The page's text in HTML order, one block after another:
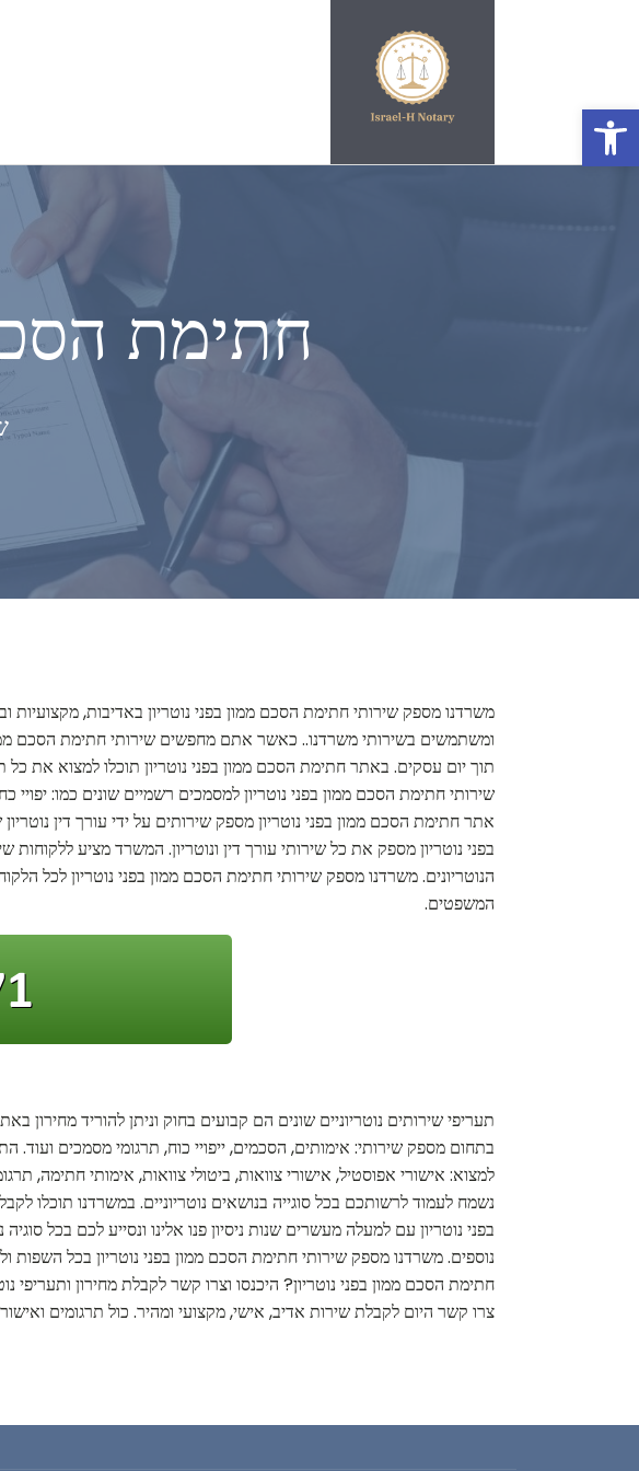
פתח סרגל נגישות
חתימת
משרדנו מספק שירותי חתימת הסכם ממון בפני נוטריון באדיבות,
ומשתמשים בשירותי משרדנו.. כאשר אתם מחפשים שירותי חתימת הסכם
תוך יום עסקים. באתר חתימת הסכם ממון בפני נוטריון תוכלו למצוא את כל
שירותי חתימת הסכם ממון בפני נוטריון למסמכים רשמיים שונים כמו: יפויי
אתר חתימת הסכם ממון בפני נוטריון מספק שירותים על ידי עורך דין
בפני נוטריון מספק את כל שירותי עורך דין ונוטריון. המשרד מציע
הנוטריונים. משרדנו מספק שירותי חתימת הסכם ממון בפני נוטריון לכל
המשפטים.
תעריפי שירותים נוטריוניים שונים הם קבועים בחוק וניתן להוריד
בתחום מספק שירותי: אימותים, הסכמים, ייפויי כוח, תרגומי מסמכים
למצוא: אישורי אפוסטיל, אישורי צוואות, ביטולי צוואות, אימותי חתימה,
נשמח לעמוד לרשותכם בכל סוגייה בנושאים נוטריוניים. במשרדנו תוכלו
בפני נוטריון עם למעלה מעשרים שנות ניסיון פנו אלינו ונסייע לכם בכל
נוספים. משרדנו מספק שירותי חתימת הסכם ממון בפני נוטריון בכל
חתימת הסכם ממון בפני נוטריון? היכנסו וצרו קשר לקבלת מחירון ותעריפי
צרו קשר היום לקבלת שירות אדיב, אישי, מקצועי ומהיר. כול תרגומים